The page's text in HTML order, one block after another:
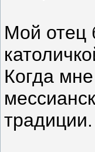
Мой отец
Когда
традиции.